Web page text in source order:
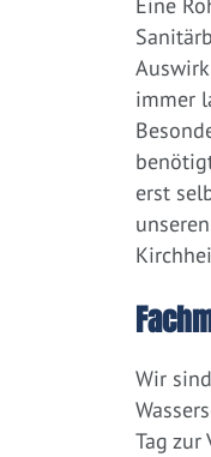
Eine
immer
erst
Wir
Tag